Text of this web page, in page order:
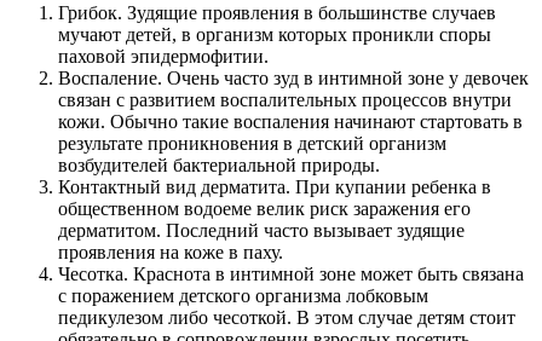
Грибок. Зудящие проявления в большинстве случаев
мучают детей, в организм которых проникли споры
паховой эпидермофитии.
Воспаление. Очень часто зуд в интимной зоне у девочек
связан с развитием воспалительных процессов внутри
кожи. Обычно такие воспаления начинают стартовать в
результате проникновения в детский организм
возбудителей бактериальной природы.
Контактный вид дерматита. При купании ребенка в
общественном водоеме велик риск заражения его
дерматитом. Последний часто вызывает зудящие
проявления на коже в паху.
Чесотка. Краснота в интимной зоне может быть связана
с поражением детского организма лобковым
педикулезом либо чесоткой. В этом случае детям стоит